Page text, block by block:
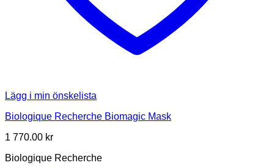
Lägg i min önskelista
Biologique Recherche Biomagic Mask
1 770.00 kr
Biologique Recherche